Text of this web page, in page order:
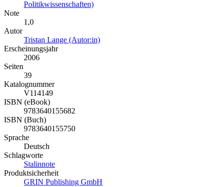
Politikwissenschaften)
Note
1,0
Autor
Tristan Lange (Autor:in)
Erscheinungsjahr
2006
Seiten
39
Katalognummer
V114149
ISBN (eBook)
9783640155682
ISBN (Buch)
9783640155750
Sprache
Deutsch
Schlagworte
Stalinnote
Produktsicherheit
GRIN Publishing GmbH